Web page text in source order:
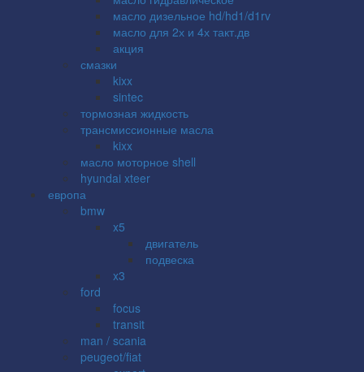
масло дизельное hd/hd1/d1rv
масло для 2х и 4х такт.дв
акция
смазки
kixx
sintec
тормозная жидкость
трансмиссионные масла
kixx
масло моторное shell
hyundai xteer
европа
bmw
x5
двигатель
подвеска
x3
ford
focus
transit
man / scania
peugeot/fiat